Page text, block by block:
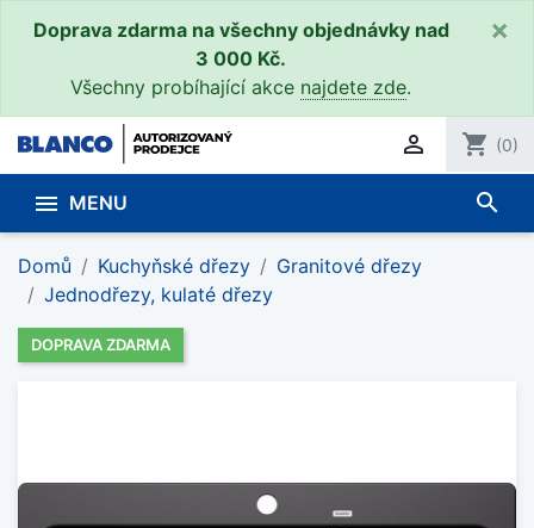
Doprava zdarma na všechny objednávky nad
3 000 Kč.
Všechny probíhající akce najdete zde.
×
 shopping_cart (0)
 MENU search
Domů Kuchyňské dřezy
Granitové dřezy
Jednodřezy, kulaté dřezy
DOPRAVA ZDARMA